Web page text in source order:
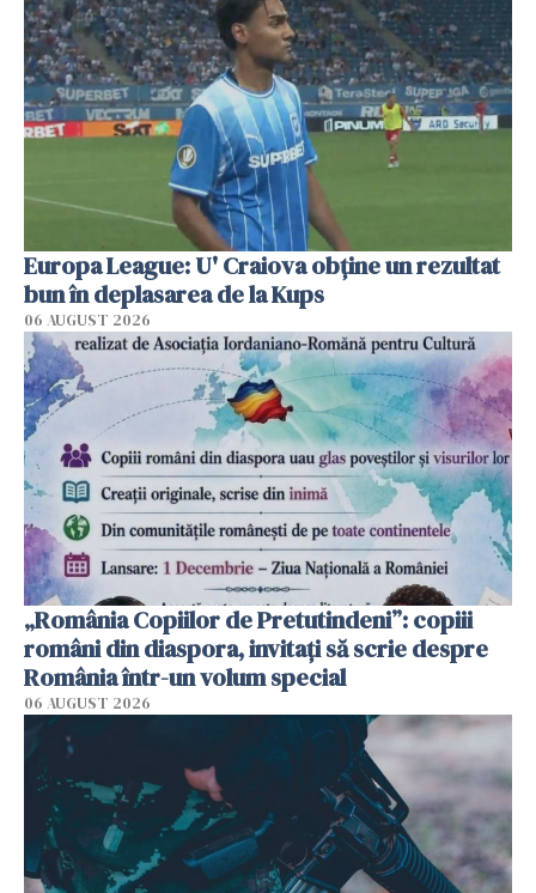
Europa League: U' Craiova obține un rezultat
bun în deplasarea de la Kups
06 AUGUST 2026
„România Copiilor de Pretutindeni”: copiii
români din diaspora, invitați să scrie despre
România într-un volum special
06 AUGUST 2026